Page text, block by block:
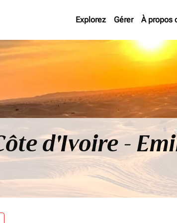
Explorez Gérer À propos
d'Ivoire -